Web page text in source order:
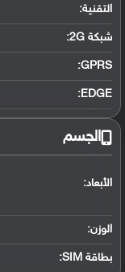
التقنية:
شبكة 2G:
GPRS:
EDGE:
الجسم
الأبعاد:
الوزن:
بطاقة SIM: